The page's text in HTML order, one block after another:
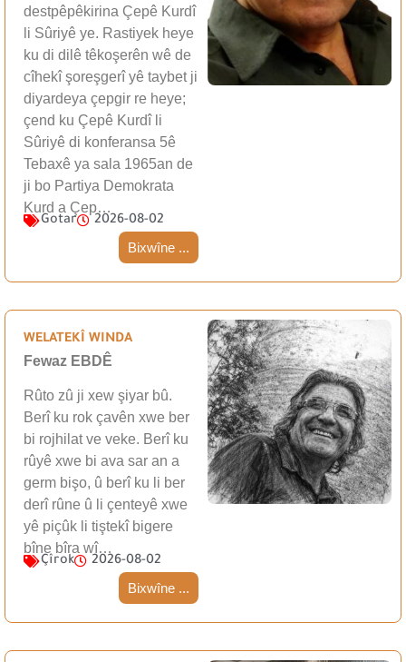
destpêpêkirina Çepê Kurdî
li Sûriyê ye. Rastiyek heye
ku di dilê têkoşerên wê de
cîhekî şoreşgerî yê taybet ji
diyardeya çepgir re heye;
çend ku Çepê Kurdî li
Sûriyê di konferansa 5ê
Tebaxê ya sala 1965an de
ji bo Partiya Demokrata
Kurd a Çep…
Gotar 2026-08-02
Bixwîne ...
WELATEKÎ WINDA
Fewaz EBDÊ
Rûto zû ji xew şiyar bû.
Berî ku rok çavên xwe ber
bi rojhilat ve veke. Berî ku
rûyê xwe bi ava sar an a
germ bişo, û berî ku li ber
derî rûne û li çenteyê xwe
yê piçûk li tiştekî bigere
bîne bîra wî…
Çîrok 2026-08-02
Bixwîne ...